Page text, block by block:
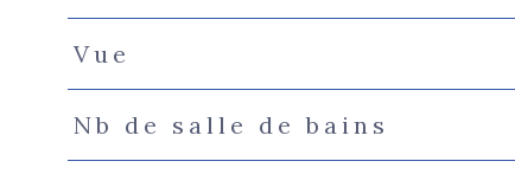
Vue
Nb de salle de bains